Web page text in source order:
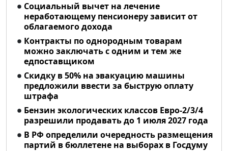
Социальный вычет на лечение
неработающему пенсионеру зависит от
облагаемого дохода
Контракты по однородным товарам
можно заключать с одним и тем же
едпоставщиком
Скидку в 50% на эвакуацию машины
предложили ввести за быструю оплату
штрафа
Бензин экологических классов Евро-2/3/4
разрешили продавать до 1 июля 2027 года
В РФ определили очередность размещения
партий в бюллетене на выборах в Госдуму